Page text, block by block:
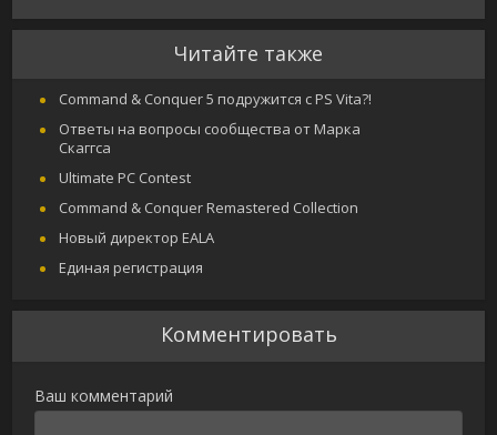
Читайте также
Command & Conquer 5 подружится с PS Vita?!
Ответы на вопросы сообщества от Марка
Скаггса
Ultimate PC Contest
Command & Conquer Remastered Collection
Новый директор EALA
Единая регистрация
Комментировать
Ваш комментарий